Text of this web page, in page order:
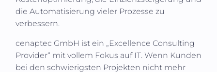
die Automatisierung vieler Prozesse zu
verbessern.
cenaptec GmbH ist ein „Excellence Consulting
Provider“ mit vollem Fokus auf IT. Wenn Kunden
bei den schwierigsten Projekten nicht mehr